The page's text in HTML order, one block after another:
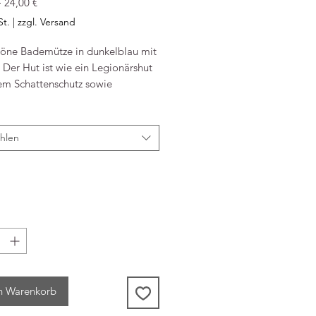
Preis
| zzgl. Versand
Bademütze in dunkelblau mit
Der Hut ist wie ein Legionärshut
Schattenschutz sowie
Polyester, mit praktischem UV-
+50, damit Ihr Kind gut vor den
UV-Strahlen geschützt ist.
Warenkorb